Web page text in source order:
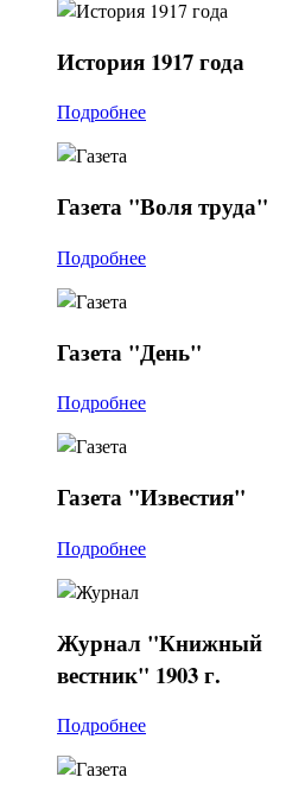
История 1917 года
Подробнее
Газета "Воля труда"
Подробнее
Газета "День"
Подробнее
Газета "Известия"
Подробнее
Журнал "Книжный
вестник" 1903 г.
Подробнее